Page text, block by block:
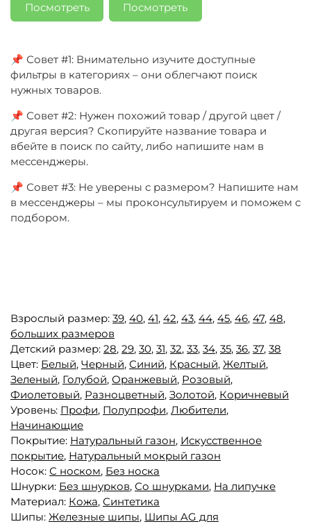
Посмотреть
Посмотреть
📌 Совет #1: Внимательно изучите доступные
фильтры в категориях – они облегчают поиск
нужных товаров.
📌 Совет #2: Нужен похожий товар / другой цвет /
другая версия? Скопируйте название товара и
вбейте в поиск по сайту, либо напишите нам в
мессенджеры.
📌 Совет #3: Не уверены с размером? Напишите нам
в мессенджеры – мы проконсультируем и поможем с
подбором.
Взрослый размер: 39, 40, 41, 42, 43, 44, 45, 46, 47, 48,
больших размеров
Детский размер: 28, 29, 30, 31, 32, 33, 34, 35, 36, 37, 38
Цвет: Белый, Черный, Синий, Красный, Желтый,
Зеленый, Голубой, Оранжевый, Розовый,
Фиолетовый, Разноцветный, Золотой, Коричневый
Уровень: Профи, Полупрофи, Любители,
Начинающие
Покрытие: Натуральный газон, Искусственное
покрытие, Натуральный мокрый газон
Носок: С носком, Без носка
Шнурки: Без шнурков, Со шнурками, На липучке
Материал: Кожа, Синтетика
Шипы: Железные шипы, Шипы AG для